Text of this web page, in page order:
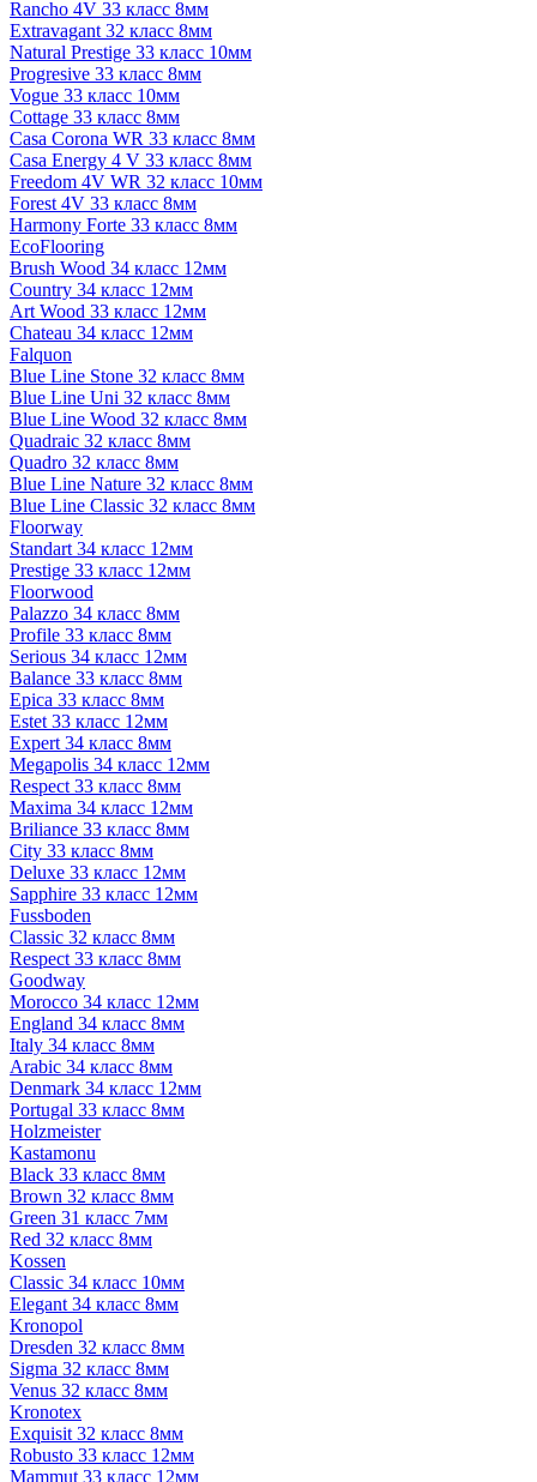
Rancho 4V 33 класс 8мм
Extravagant 32 класс 8мм
Natural Prestige 33 класс 10мм
Progresive 33 класс 8мм
Vogue 33 класс 10мм
Cottage 33 класс 8мм
Casa Corona WR 33 класс 8мм
Casa Energy 4 V 33 класс 8мм
Freedom 4V WR 32 класс 10мм
Forest 4V 33 класс 8мм
Harmony Forte 33 класс 8мм
EcoFlooring
Brush Wood 34 класс 12мм
Country 34 класс 12мм
Art Wood 33 класс 12мм
Chateau 34 класс 12мм
Falquon
Blue Line Stone 32 класс 8мм
Blue Line Uni 32 класс 8мм
Blue Line Wood 32 класс 8мм
Quadraic 32 класс 8мм
Quadro 32 класс 8мм
Blue Line Nature 32 класс 8мм
Blue Line Classic 32 класс 8мм
Floorway
Standart 34 класс 12мм
Prestige 33 класс 12мм
Floorwood
Palazzo 34 класс 8мм
Profile 33 класс 8мм
Serious 34 класс 12мм
Balance 33 класс 8мм
Epica 33 класс 8мм
Estet 33 класс 12мм
Expert 34 класс 8мм
Megapolis 34 класс 12мм
Respect 33 класс 8мм
Maxima 34 класс 12мм
Briliance 33 класс 8мм
City 33 класс 8мм
Deluxe 33 класс 12мм
Sapphire 33 класс 12мм
Fussboden
Classic 32 класс 8мм
Respect 33 класс 8мм
Goodway
Morocco 34 класс 12мм
England 34 класс 8мм
Italy 34 класс 8мм
Arabic 34 класс 8мм
Denmark 34 класс 12мм
Portugal 33 класс 8мм
Holzmeister
Kastamonu
Black 33 класс 8мм
Brown 32 класс 8мм
Green 31 класс 7мм
Red 32 класс 8мм
Kossen
Classic 34 класс 10мм
Elegant 34 класс 8мм
Kronopol
Dresden 32 класс 8мм
Sigma 32 класс 8мм
Venus 32 класс 8мм
Kronotex
Exquisit 32 класс 8мм
Robusto 33 класс 12мм
Mammut 33 класс 12мм